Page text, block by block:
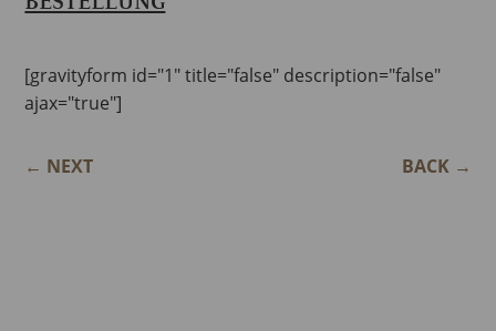
[gravityform id="1" title="false" description="false"
ajax="true"]
← NEXT BACK→